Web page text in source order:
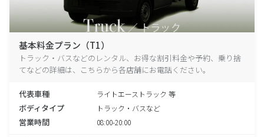
基本料金プラン（T1）
トラック・バスなどのレンタル、お得な割引料金や予約、乗り捨
てなどの詳細は、こちらから各店舗にお電話ください。
代表車種 ライトエーストラック 等
ボディタイプ トラック・バスなど
営業時間 08:00-20:00